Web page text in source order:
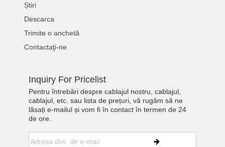
Știri
Descarca
Trimite o anchetă
Contactaţi-ne
Inquiry For Pricelist
Pentru întrebări despre cablajul nostru, cablajul,
cablajul, etc. sau lista de prețuri, vă rugăm să ne
lăsați e-mailul și vom fi în contact în termen de 24
de ore.